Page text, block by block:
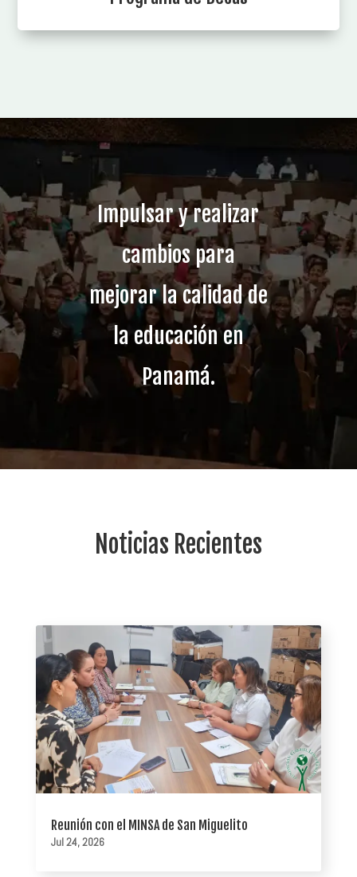
Impulsar y realizar
cambios para
mejorar la calidad de
la educación en
Panamá.
Noticias Recientes
Reunión con el MINSA de San Miguelito
Jul 24, 2026